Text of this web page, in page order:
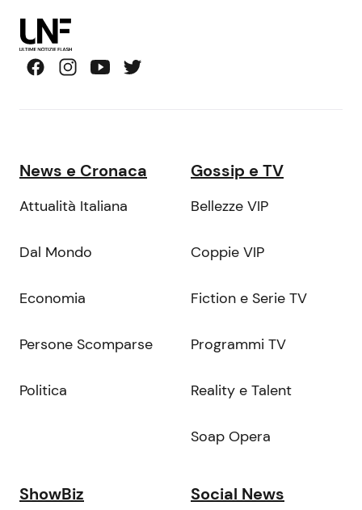
News e Cronaca
Attualità Italiana
Dal Mondo
Economia
Persone Scomparse
Politica
Gossip e TV
Bellezze VIP
Coppie VIP
Fiction e Serie TV
Programmi TV
Reality e Talent
Soap Opera
ShowBiz Social News